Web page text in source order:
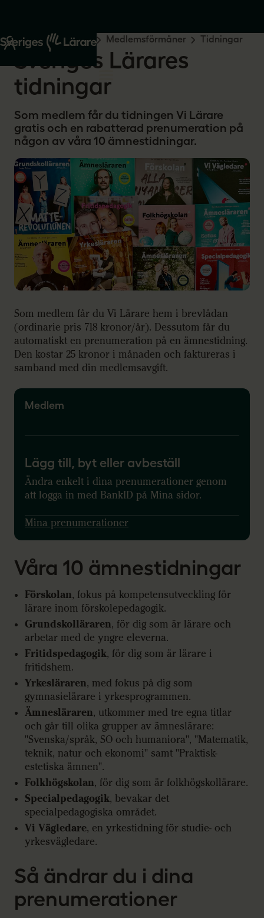
Start Medlemskap Medlemsförmåner Tidningar
Sveriges Lärares
tidningar
Som medlem får du tidningen Vi Lärare
gratis och en rabatterad prenumeration på
någon av våra 10 ämnestidningar.
Som medlem får du Vi Lärare hem i brevlådan
(ordinarie pris 718 kronor/år). Dessutom får du
automatiskt en prenumeration på en ämnestidning.
Den kostar 25 kronor i månaden och faktureras i
samband med din medlemsavgift.
Medlem
Lägg till, byt eller avbeställ
Ändra enkelt i dina prenumerationer genom
att logga in med BankID på Mina sidor.
Mina prenumerationer
Våra 10 ämnestidningar
Förskolan, fokus på kompetensutveckling för
lärare inom förskolepedagogik.
Grundskolläraren, för dig som är lärare och
arbetar med de yngre eleverna.
Fritidspedagogik, för dig som är lärare i
fritidshem.
Yrkesläraren, med fokus på dig som
gymnasielärare i yrkesprogrammen.
Ämnesläraren, utkommer med tre egna titlar
och går till olika grupper av ämneslärare:
"Svenska/språk, SO och humaniora", "Matematik,
teknik, natur och ekonomi" samt "Praktisk-
estetiska ämnen".
Folkhögskolan, för dig som är folkhögskollärare.
Specialpedagogik, bevakar det
specialpedagogiska området.
Vi Vägledare, en yrkestidning för studie- och
yrkesvägledare.
Så ändrar du i dina
prenumerationer